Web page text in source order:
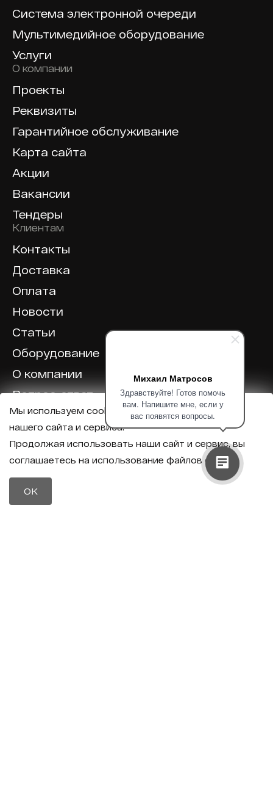
Михаил Матросов
Здравствуйте! Готов помочь
вам. Напишите мне, если у
вас появятся вопросы.
Система электронной очереди
Мультимедийное оборудование
Услуги
О компании
Проекты
Реквизиты
Гарантийное обслуживание
Карта сайта
Акции
Вакансии
Тендеры
Клиентам
Контакты
Доставка
Оплата
Новости
Статьи
Оборудование
О компании
Вопрос-ответ
Отзывы
Политика конфиденциальности
Политика обработки персональных данных
8 (800) 600-40-37
Мы используем cookie для корректной работы
нашего сайта и сервиса.
Продолжая использовать наши сайт и сервис, вы
соглашаетесь на использование файлов cookie.
OK